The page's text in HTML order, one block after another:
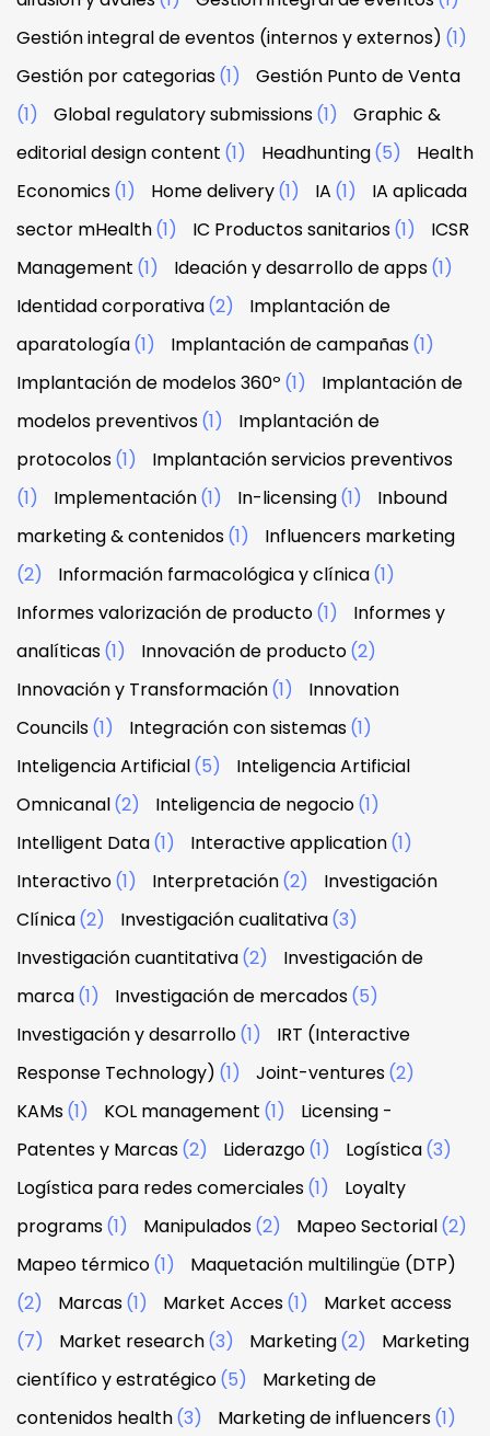
Gestión integral de eventos (internos y externos) (1)
Gestión por categorias(1)
Gestión Punto de Venta
(1)
Global regulatory submissions(1)
Graphic &
editorial design content (1) Headhunting(5)
Health
Economics(1) Home delivery(1) IA (1)
IA aplicada
sector mHealth(1) IC Productos sanitarios(1)
ICSR
Management (1) Ideación y desarrollo de apps(1)
Identidad corporativa(2)
Implantación de
aparatología(1) Implantación de campañas(1)
Implantación de modelos 360º (1)
Implantación de
modelos preventivos(1)
Implantación de
protocolos(1)
Implantación servicios preventivos
(1)
Implementación(1) In-licensing(1)
Inbound
marketing & contenidos(1)
Influencers marketing
(2)
Información farmacológica y clínica(1)
Informes valorización de producto(1)
Informes y
analíticas(1) Innovación de producto(2)
Innovación y Transformación(1)
Innovation
Councils(1) Integración con sistemas(1)
Inteligencia Artificial(5)
Inteligencia Artificial
Omnicanal(2) Inteligencia de negocio(1)
Intelligent Data(1) Interactive application(1)
Interactivo(1) Interpretación(2)
Investigación
Clínica(2) Investigación cualitativa(3)
Investigación cuantitativa(2)
Investigación de
marca(1) Investigación de mercados(5)
Investigación y desarrollo(1)
IRT (Interactive
Response Technology) (1) Joint-ventures(2)
KAMs(1) KOL management (1)
Licensing -
Patentes y Marcas(2) Liderazgo(1) Logística(3)
Logística para redes comerciales(1)
Loyalty
programs(1) Manipulados(2) Mapeo Sectorial(2)
Mapeo térmico(1)
Maquetación multilingüe (DTP)
(2)
Marcas(1) Market Acces(1)
Market access
(7)
Market research(3) Marketing(2)
Marketing
científico y estratégico(5)
Marketing de
contenidos health(3) Marketing de influencers(1)